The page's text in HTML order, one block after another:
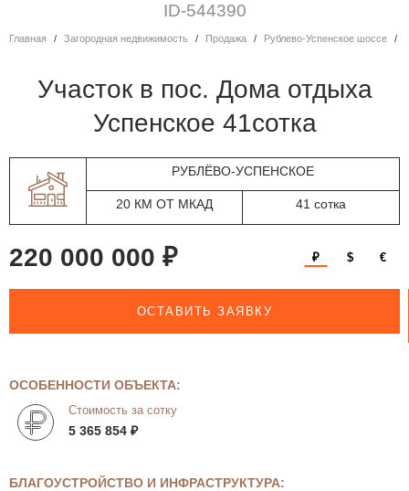
ID-544390
Главная Загородная недвижимость Продажа Рублево-Успенское шоссе
участок в пос. Дома отдыха
Успенское 41сотка
РУБЛЁВО-УСПЕНСКОЕ
20 КМ ОТ МКАД 41 сотка
220 000 000 ₽ ₽ $ €
ОСТАВИТЬ ЗАЯВКУ
ОСОБЕННОСТИ ОБЪЕКТА:
Стоимость за сотку
5 365 854 ₽
БЛАГОУСТРОЙСТВО И ИНФРАСТРУКТУРА: